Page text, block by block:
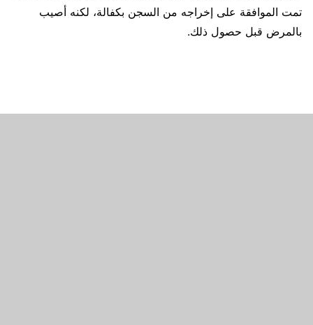
تمت الموافقة على إخراجه من السجن بكفالة، لكنه أصيب
بالمرض قبل حصول ذلك.